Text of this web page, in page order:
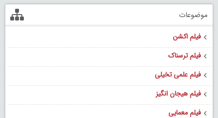
موضوعات
فیلم اکشن
فیلم ترسناک
فیلم علمی تخیلی
فیلم هیجان انگیز
فیلم معمایی